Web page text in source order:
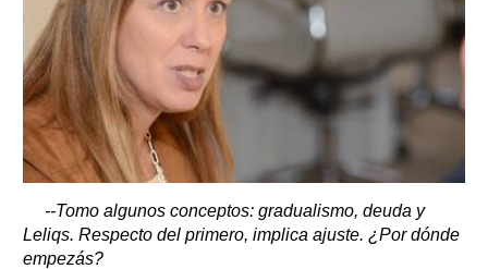
--Tomo algunos conceptos: gradualismo, deuda y
Leliqs. Respecto del primero, implica ajuste. ¿Por dónde
empezás?